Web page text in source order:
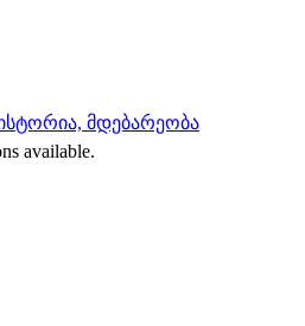
მდებარეობა
available.